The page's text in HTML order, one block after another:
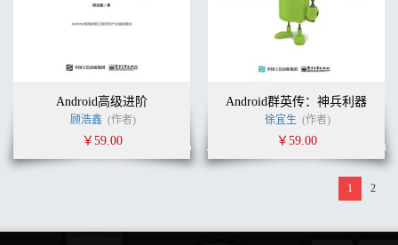
Android高级进阶
顾浩鑫 (作者)
￥59.00
Android群英传：神兵利器
徐宜生 (作者)
￥59.00
1 2